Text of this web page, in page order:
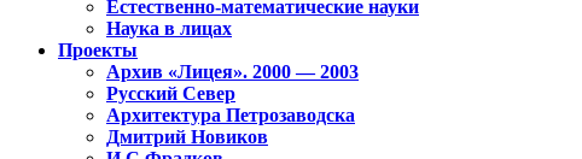
Естественно-математические науки
Наука в лицах
Проекты
Архив «Лицея». 2000 — 2003
Русский Север
Архитектура Петрозаводска
Дмитрий Новиков